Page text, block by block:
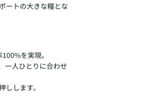
ートの大きな糧とな
を実現。
一人ひとりに合わせ
します。